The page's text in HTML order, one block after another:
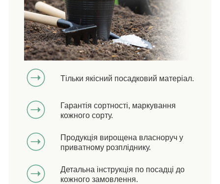
Тільки якісний посадковий матеріал.
Гарантія сортності, маркування
кожного сорту.
Продукція вирощена власноруч у
приватному розпліднику.
Детальна інструкція по посадці до
кожного замовлення.